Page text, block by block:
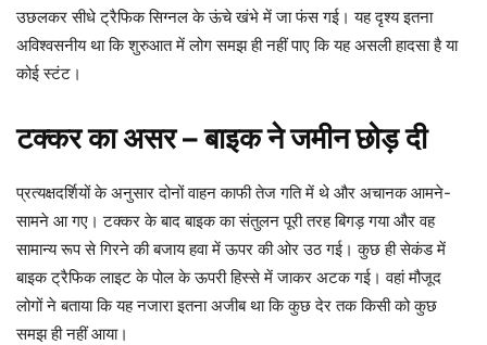
उछलकर सीधे ट्रैफिक सिग्नल के ऊंचे खंभे में जा फंस गई। यह दृश्य इतना
अविश्वसनीय था कि शुरुआत में लोग समझ ही नहीं पाए कि यह असली हादसा है या
कोई स्टंट।
टक्कर का असर – बाइक ने जमीन छोड़ दी
प्रत्यक्षदर्शियों के अनुसार दोनों वाहन काफी तेज गति में थे और अचानक आमने-
सामने आ गए। टक्कर के बाद बाइक का संतुलन पूरी तरह बिगड़ गया और वह
सामान्य रूप से गिरने की बजाय हवा में ऊपर की ओर उठ गई। कुछ ही सेकंड में
बाइक ट्रैफिक लाइट के पोल के ऊपरी हिस्से में जाकर अटक गई। वहां मौजूद
लोगों ने बताया कि यह नजारा इतना अजीब था कि कुछ देर तक किसी को कुछ
समझ ही नहीं आया।